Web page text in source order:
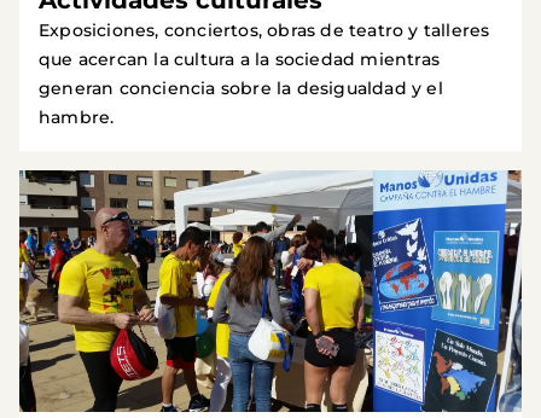
Exposiciones, conciertos, obras de teatro y talleres
que acercan la cultura a la sociedad mientras
generan conciencia sobre la desigualdad y el
hambre.